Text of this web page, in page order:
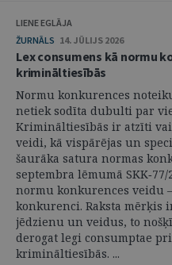
LIENE EGLĀJA
ŽURNĀLS 14. JŪLIJS 2026
Lex consumens kā normu
krimināltiesībās
Normu konkurences
netiek sodīta dubulti par
Krimināltiesībās ir atzīti
veidi, kā vispārējas un
šaurāka satura normas
septembra lēmumā
normu konkurences veidu
konkurenci. Raksta mērķis
jēdzienu un veidus, to
derogat legi consumptae
krimināltiesībās. ...